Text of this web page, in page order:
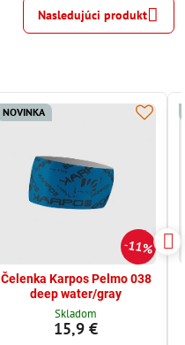
Nasledujúci produkt
11%
NOVINKA
Čelenka Karpos Pelmo 038
deep water/gray
Skladom
15,9 €